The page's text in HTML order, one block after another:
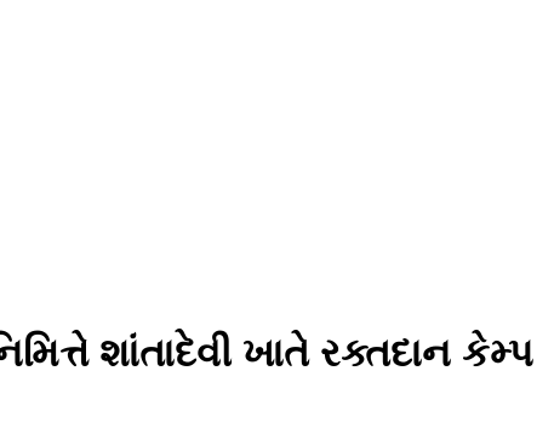
શાંતાદેવી ખાતે રક્તદાન કેમ્પ